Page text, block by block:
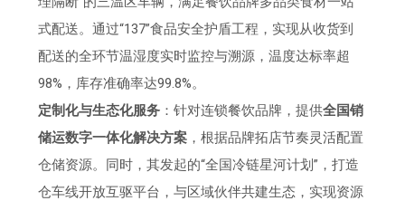
式配送。通过“137”食品安全护盾工程，实现从收货到
配送的全环节温湿度实时监控与溯源，温度达标率超
98%，库存准确率达99.8%。
定制化与生态化服务 ：针对连锁餐饮品牌，提供全国销
储运数字一体化解决方案 ，根据品牌拓店节奏灵活配置
仓储资源。同时，其发起的“全国冷链星河计划”，打造
仓车线开放互驱平台，与区域伙伴共建生态，实现资源